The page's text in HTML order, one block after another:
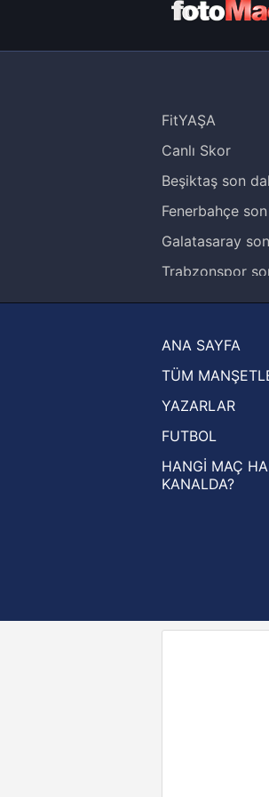
FitYAŞA
Canlı Skor
Beşiktaş son
Fenerbahçe
Galatasaray
Trabzonspor
Ziraat Türkiye
UEFA
UEFA Avrupa
UEFA
ANA SAYFA
TÜM
YAZARLAR
FUTBOL
HANGİ MAÇ
KANALDA?